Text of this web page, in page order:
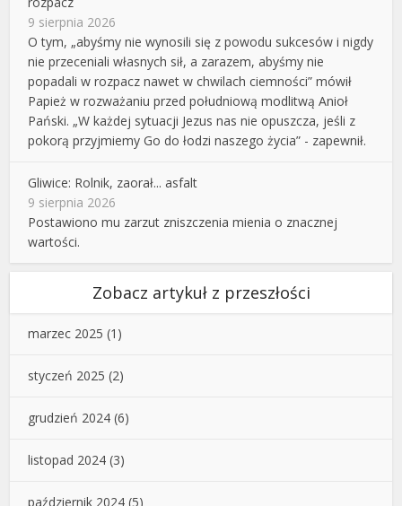
9 sierpnia 2026
O tym, „abyśmy nie wynosili się z powodu sukcesów i nigdy
nie przeceniali własnych sił, a zarazem, abyśmy nie
popadali w rozpacz nawet w chwilach ciemności” mówił
Papież w rozważaniu przed południową modlitwą Anioł
Pański. „W każdej sytuacji Jezus nas nie opuszcza, jeśli z
pokorą przyjmiemy Go do łodzi naszego życia” - zapewnił.
Gliwice: Rolnik, zaorał... asfalt
9 sierpnia 2026
Postawiono mu zarzut zniszczenia mienia o znacznej
wartości.
Zobacz artykuł z przeszłości
marzec 2025 (1)
styczeń 2025 (2)
grudzień 2024 (6)
listopad 2024 (3)
październik 2024 (5)